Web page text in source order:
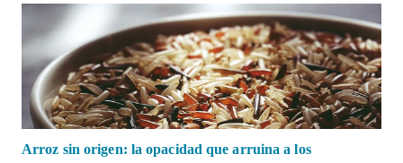
Arroz sin origen: la opacidad que arruina a los